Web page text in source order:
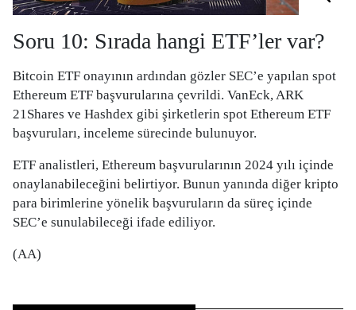
Soru 10: Sırada hangi ETF’ler var?
Bitcoin ETF onayının ardından gözler SEC’e yapılan spot
Ethereum ETF başvurularına çevrildi. VanEck, ARK
21Shares ve Hashdex gibi şirketlerin spot Ethereum ETF
başvuruları, inceleme sürecinde bulunuyor.
ETF analistleri, Ethereum başvurularının 2024 yılı içinde
onaylanabileceğini belirtiyor. Bunun yanında diğer kripto
para birimlerine yönelik başvuruların da süreç içinde
SEC’e sunulabileceği ifade ediliyor.
(AA)